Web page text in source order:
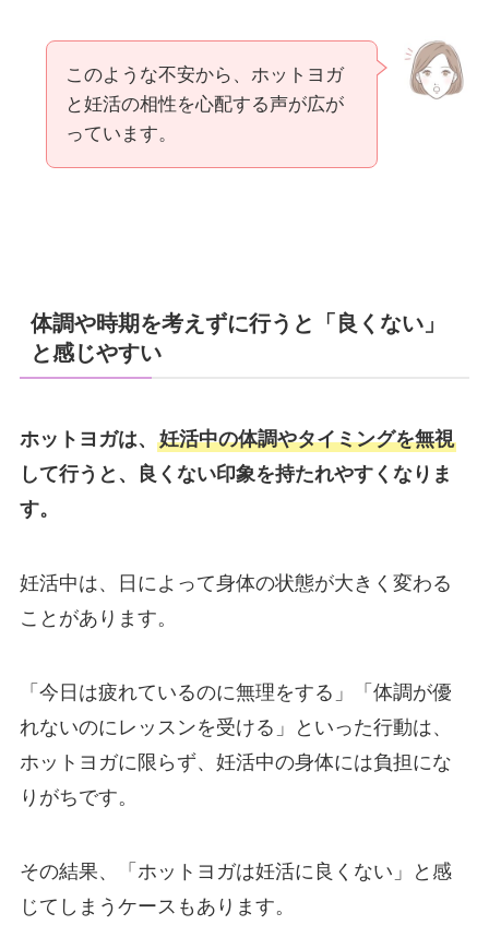
このような不安から、ホットヨガ
と妊活の相性を心配する声が広が
っています。
体調や時期を考えずに行うと「良くない」
と感じやすい
ホットヨガは、 妊活中の体調やタイミングを無視
して行うと、良くない印象を持たれやすくなりま
す。
妊活中は、日によって身体の状態が大きく変わる
ことがあります。
「今日は疲れているのに無理をする」「体調が優
れないのにレッスンを受ける」といった行動は、
ホットヨガに限らず、妊活中の身体には負担にな
りがちです。
その結果、「ホットヨガは妊活に良くない」と感
じてしまうケースもあります。